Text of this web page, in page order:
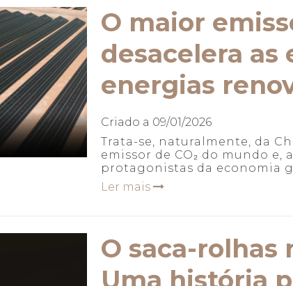
O maior
desacelera as
energias
Criado a 09/01/2026
Trata-se, naturalmente, da
emissor de CO₂ do mundo
protagonistas da economia
Ler mais
O saca-rolhas
Uma história